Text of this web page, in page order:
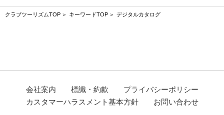
クラブツーリズムTOP キーワードTOP デジタルカタログ
会社案内 標識・約款
プライバシーポリシー
カスタマーハラスメント基本方針
お問い合わせ